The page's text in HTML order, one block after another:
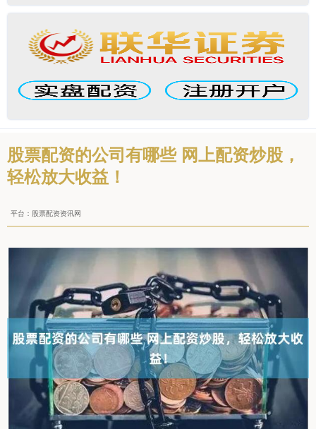
股票配资的公司有哪些 网上配资炒股，
轻松放大收益！
平台：股票配资资讯网